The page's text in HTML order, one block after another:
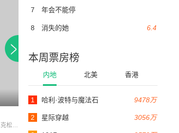
7 年会不能停
6.4
8 消失的她
本周票房榜
内地 北美 香港
9478万
1 哈利·波特与魔法石
3056万
2 星际穿越
查尔斯·法莱尔 / 玛丽安·尼克松 / 米娜·格贝尔
80分钟
大都会
80分钟
doctors'wives